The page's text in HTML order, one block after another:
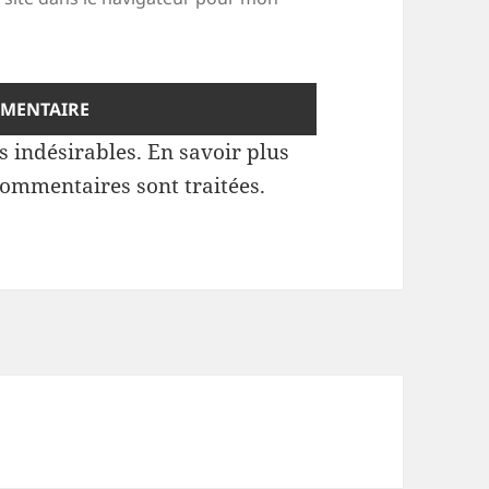
indésirables.En savoir plus
sont traitées.